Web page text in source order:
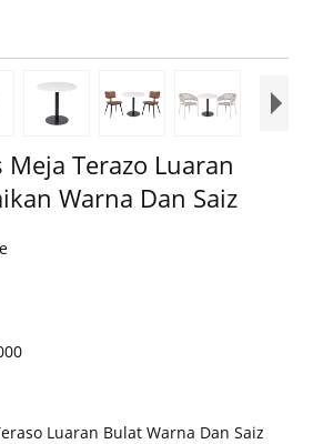
Meja Terazo Luaran
Warna Dan Saiz
Luaran Bulat Warna Dan Saiz